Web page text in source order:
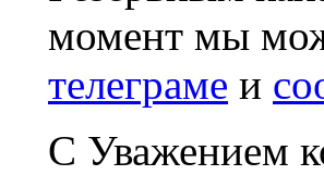
момент мы
телеграме и
С Уважением